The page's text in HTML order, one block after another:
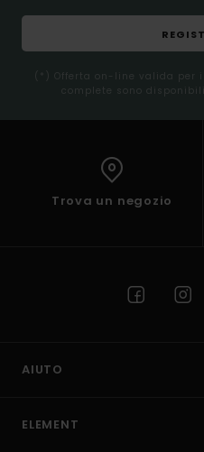
(*) Offerta on-line valida per
complete sono
Trova un negozio
AIUTO
ELEMENT